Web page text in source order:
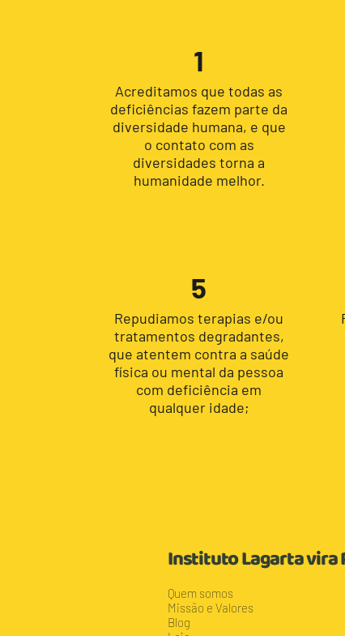
1
Acreditamos que todas as
deficiências fazem parte da
diversidade humana, e que
o contato com as
diversidades torna a
humanidade melhor.
5
Repudiamos terapias e/ou
tratamentos degradantes,
que atentem contra a saúde
física ou mental da pessoa
com deficiência em
qualquer idade;
Instituto Lagarta vira
Quem somos
Missão e Valores
Blog